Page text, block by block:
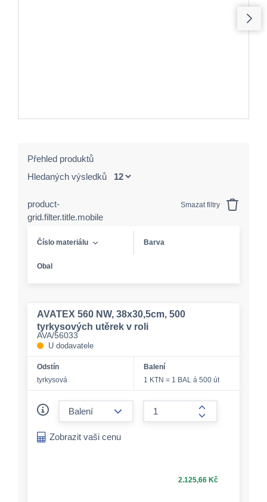
Přehled produktů
Hledaných výsledků
product-
grid.filter.title.mobile
Smazat filtry
Číslo materiálu Barva
Obal
AVATEX 560 NW, 38x30,5cm, 500
tyrkysových utěrek v roli
AVA/56033
U dodavatele
Odstín
tyrkysová
Balení
1 KTN = 1 BAL á 500 út
form.increase-
Zobrazit vaši cenu
2.125,66 Kč